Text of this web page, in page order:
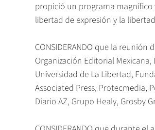
propició un programa
libertad de expresión y la
CONSIDERANDO que la
Organización Editorial Mexicana,
Universidad de La Libertad,
Associated Press, Protecmedia,
Diario AZ, Grupo Healy, Grosby